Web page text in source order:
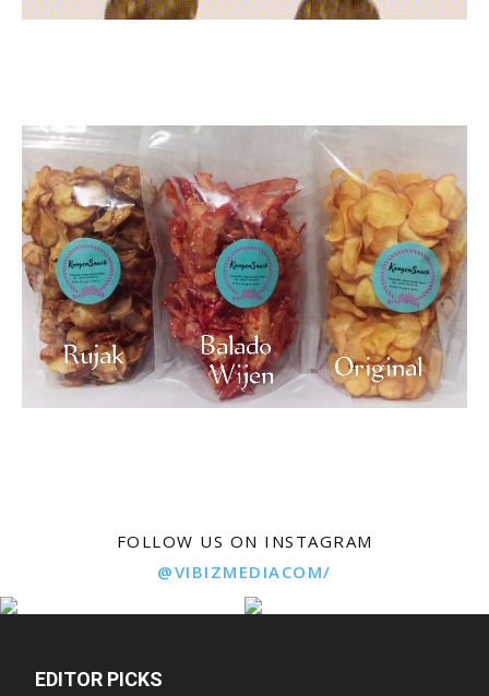
FOLLOW US ON INSTAGRAM
@VIBIZMEDIACOM/
EDITOR PICKS